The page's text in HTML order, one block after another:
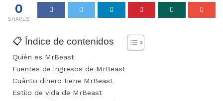
0
SHARES
📋 Índice de contenidos
Quién es MrBeast
Fuentes de ingresos de MrBeast
Cuánto dinero tiene MrBeast
Estilo de vida de MrBeast